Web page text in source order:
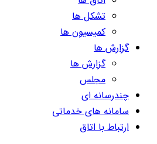
تشکل ها
کمیسیون ها
گزارش ها
گزارش ها
مجلس
چندرسانه ای
سامانه های خدماتی
ارتباط با اتاق